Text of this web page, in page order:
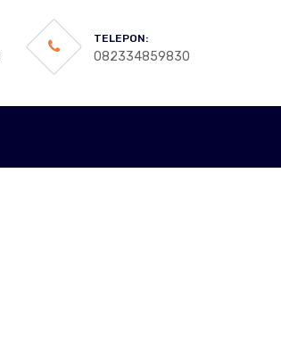
TELEPON:
082334859830